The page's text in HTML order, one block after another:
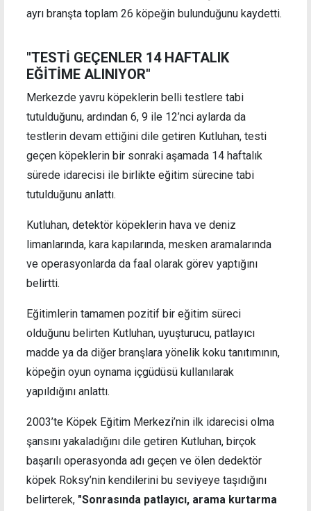
ayrı branşta toplam 26 köpeğin bulunduğunu kaydetti.
"TESTİ GEÇENLER 14 HAFTALIK
EĞİTİME ALINIYOR"
Merkezde yavru köpeklerin belli testlere tabi
tutulduğunu, ardından 6, 9 ile 12’nci aylarda da
testlerin devam ettiğini dile getiren Kutluhan, testi
geçen köpeklerin bir sonraki aşamada 14 haftalık
sürede idarecisi ile birlikte eğitim sürecine tabi
tutulduğunu anlattı.
Kutluhan, detektör köpeklerin hava ve deniz
limanlarında, kara kapılarında, mesken aramalarında
ve operasyonlarda da faal olarak görev yaptığını
belirtti.
Eğitimlerin tamamen pozitif bir eğitim süreci
olduğunu belirten Kutluhan, uyuşturucu, patlayıcı
madde ya da diğer branşlara yönelik koku tanıtımının,
köpeğin oyun oynama içgüdüsü kullanılarak
yapıldığını anlattı.
2003’te Köpek Eğitim Merkezi’nin ilk idarecisi olma
şansını yakaladığını dile getiren Kutluhan, birçok
başarılı operasyonda adı geçen ve ölen dedektör
köpek Roksy’nin kendilerini bu seviyeye taşıdığını
belirterek, "Sonrasında patlayıcı, arama kurtarma